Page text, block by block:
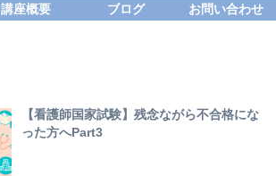
講座概要 ブログ お問い合わせ
【看護師国家試験】残念ながら不合格にな
った方へPart3